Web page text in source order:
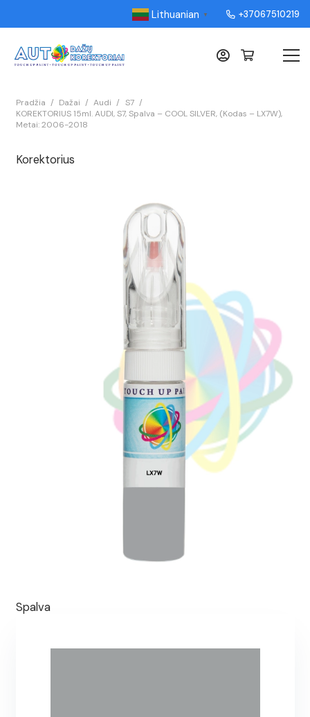
Lithuanian ▼ +37067510219
Pradžia / Dažai / Audi / S7 /
KOREKTORIUS 15ml. AUDI, S7, Spalva – COOL SILVER, (Kodas – LX7W),
Metai: 2006-2018
Korektorius
Spalva